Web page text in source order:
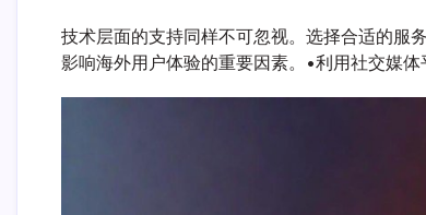
技术层面的支持同样不可忽视。选择合适的服
影响海外用户体验的重要因素。•利用社交媒